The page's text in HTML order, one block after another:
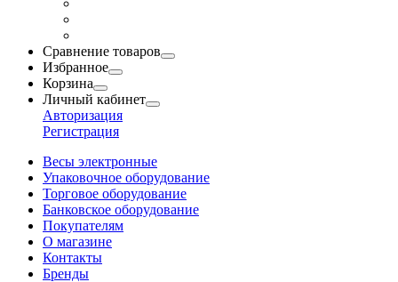
Сравнение товаров
Избранное
Корзина
Личный кабинет
Авторизация
Регистрация
Весы электронные
Упаковочное оборудование
Торговое оборудование
Банковское оборудование
Покупателям
О магазине
Контакты
Бренды